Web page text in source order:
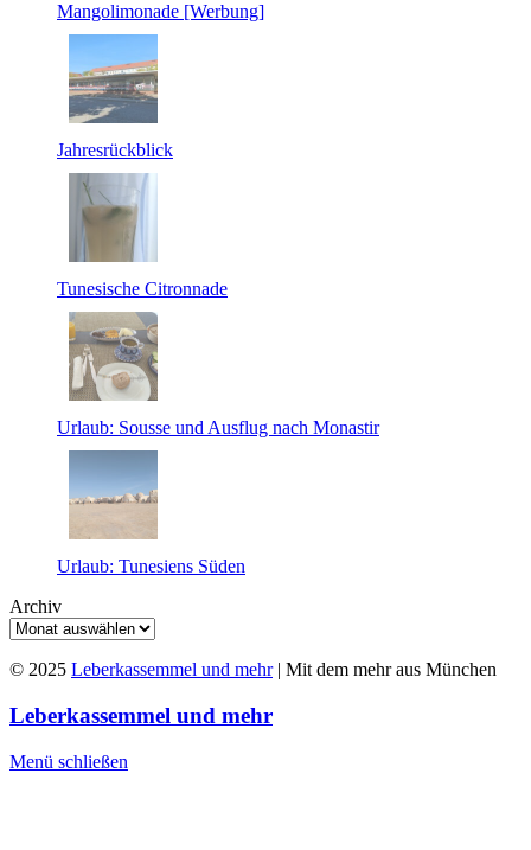
Mangolimonade [Werbung]
Jahresrückblick
Tunesische Citronnade
Urlaub: Sousse und Ausflug nach Monastir
Urlaub: Tunesiens Süden
Archiv
© 2025 Leberkassemmel und mehr| Mit dem mehr aus München
Leberkassemmel und mehr
Menü schließen